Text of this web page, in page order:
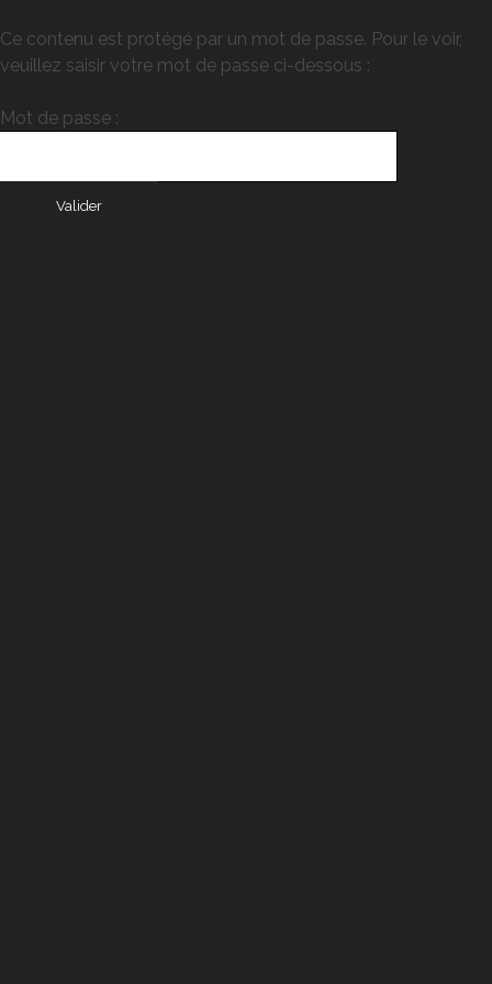
Ce contenu est protégé par un mot de passe. Pour le voir,
veuillez saisir votre mot de passe ci-dessous :
Mot de passe :